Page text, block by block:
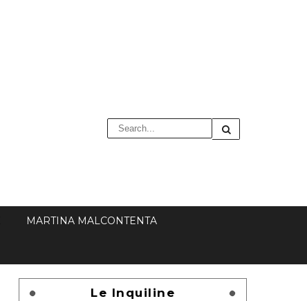
MARTINA MALCONTENTA
Le Inquiline